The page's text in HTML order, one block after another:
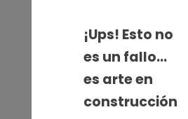
¡Ups! Esto no
es un fallo…
es arte en
construcción